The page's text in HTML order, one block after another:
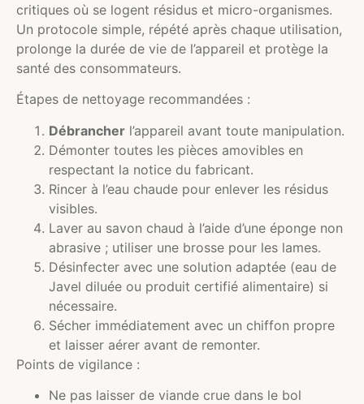
critiques où se logent résidus et micro-organismes.
Un protocole simple, répété après chaque utilisation,
prolonge la durée de vie de l’appareil et protège la
santé des consommateurs.
Étapes de nettoyage recommandées :
Débrancher l’appareil avant toute manipulation.
Démonter toutes les pièces amovibles en
respectant la notice du fabricant.
Rincer à l’eau chaude pour enlever les résidus
visibles.
Laver au savon chaud à l’aide d’une éponge non
abrasive ; utiliser une brosse pour les lames.
Désinfecter avec une solution adaptée (eau de
Javel diluée ou produit certifié alimentaire) si
nécessaire.
Sécher immédiatement avec un chiffon propre
et laisser aérer avant de remonter.
Points de vigilance :
Ne pas laisser de viande crue dans le bol